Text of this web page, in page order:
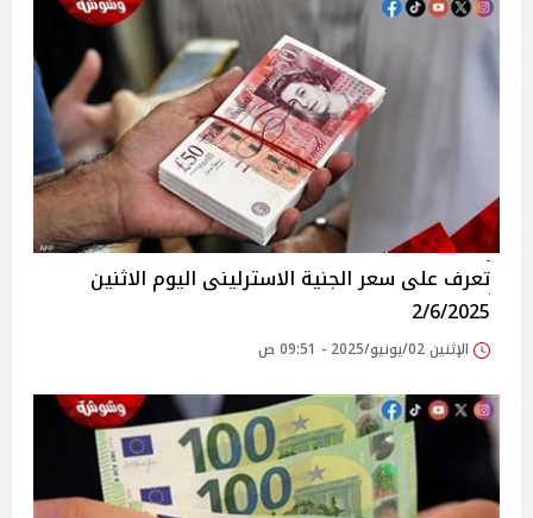
تعرف على سعر الجنية الاسترلينى اليوم الاثنين
2/6/2025
الإثنين 02/يونيو/2025 - 09:51 ص